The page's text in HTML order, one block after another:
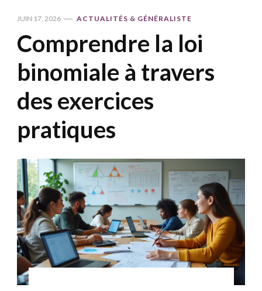
JUIN 17, 2026 ACTUALITÉS & GÉNÉRALISTE
Comprendre la loi
binomiale à travers
des exercices
pratiques